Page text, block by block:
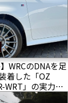
WRCのDNAを足
着した「OZ
」の実力と